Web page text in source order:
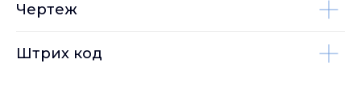
Чертеж
Штрих код